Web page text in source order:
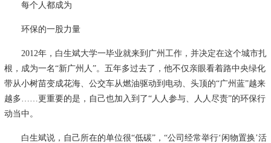
每个人都成为
环保的一股力量
2012年，白生斌大学一毕业就来到广州工作，并决定在这个城市扎
根，成为一名“新广州人”。五年多过去了，他不仅亲眼看着路中央绿化
带从小树苗变成花海、公交车从燃油驱动到电动、头顶的“广州蓝”越来
越多……更重要的是，自己也加入到了“人人参与、人人尽责”的环保行
动当中。
白生斌说，自己所在的单位很“低碳”，“公司经常举行‘闲物置换’活